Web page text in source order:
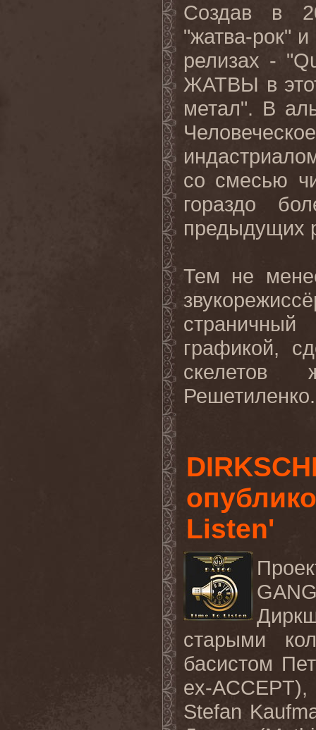
Создав в
"жатва-рок"
релизах -
ЖАТВЫ в
метал". В
со смесью
гораздо
предыдущих
Тем не
графикой,
скелетов
Listen'
старыми
басистом
ex-
Stefan